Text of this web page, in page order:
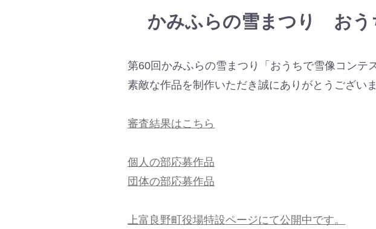
かみふらの雪まつり おう
第60回かみふらの雪まつり「おうちで雪像コンテ
素敵な作品を制作いただき誠にありがとうございま
審査結果はこちら
個人の部応募作品
団体の部応募作品
上富良野町役場特設ページにて公開中です。